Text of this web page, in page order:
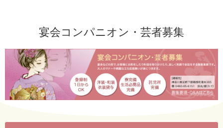
宴会コンパニオン・芸者募集